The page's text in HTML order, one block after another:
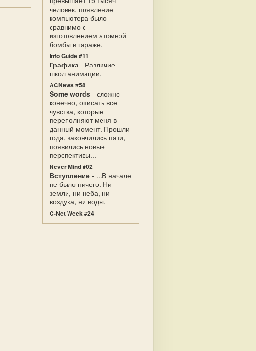
человек, появление
компьютера было
сравнимо с
изготовлением атомной
бомбы в гараже.
Info Guide #11
Графика - Различие
школ анимации.
ACNews #58
Some words - сложно
конечно, описать все
чувства, которые
переполняют меня в
данный момент. Прошли
года, закончились пати,
появились новые
перспективы...
Never Mind #02
Вступление - ...В начале
не было ничего. Ни
земли, ни неба, ни
воздуха, ни воды.
C-Net Week #24